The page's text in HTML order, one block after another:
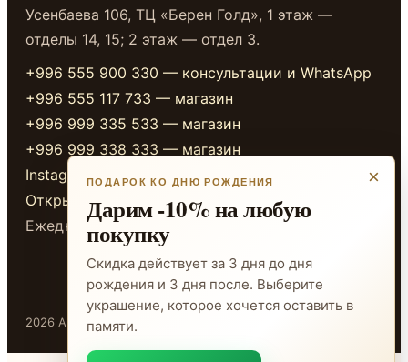
Усенбаева 106, ТЦ «Берен Голд», 1 этаж —
отделы 14, 15; 2 этаж — отдел 3.
+996 555 900 330 — консультации и WhatsApp
+996 555 117 733 — магазин
+996 999 335 533 — магазин
+996 999 338 333 — магазин
Instagram
Открыть в 2GIS
Ежедневно 10:00-20:00
2026 ADAMANT · Бишкек
×
ПОДАРОК КО ДНЮ РОЖДЕНИЯ
Дарим -10% на любую
покупку
Скидка действует за 3 дня до дня
рождения и 3 дня после. Выберите
украшение, которое хочется оставить в
памяти.